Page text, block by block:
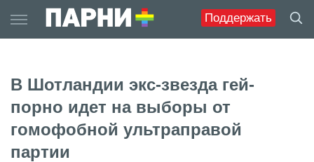
Поддержать
to
content
В Шотландии экс-звезда гей-
порно идет на выборы от
гомофобной ультраправой
партии